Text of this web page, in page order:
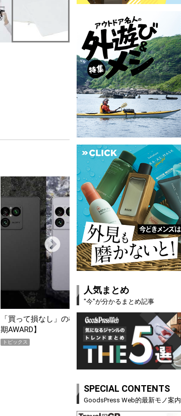
薄着になる季節の夏こそ“映える”タフな腕時計を。G-
SHOCK「GRAVITYMASTER」は本当に機能も見た…
PR
人気まとめ
"今"が分かるまとめ記事
SPECIAL CONTENTS
GoodsPress Web的最新モノ案内